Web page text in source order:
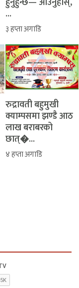
...
३ हप्ता अगाडि
रुद्रावती बहुमुखी
क्याम्पसमा झण्डै आठ
लाख बराबरको
छात्�...
४ हप्ता अगाडि